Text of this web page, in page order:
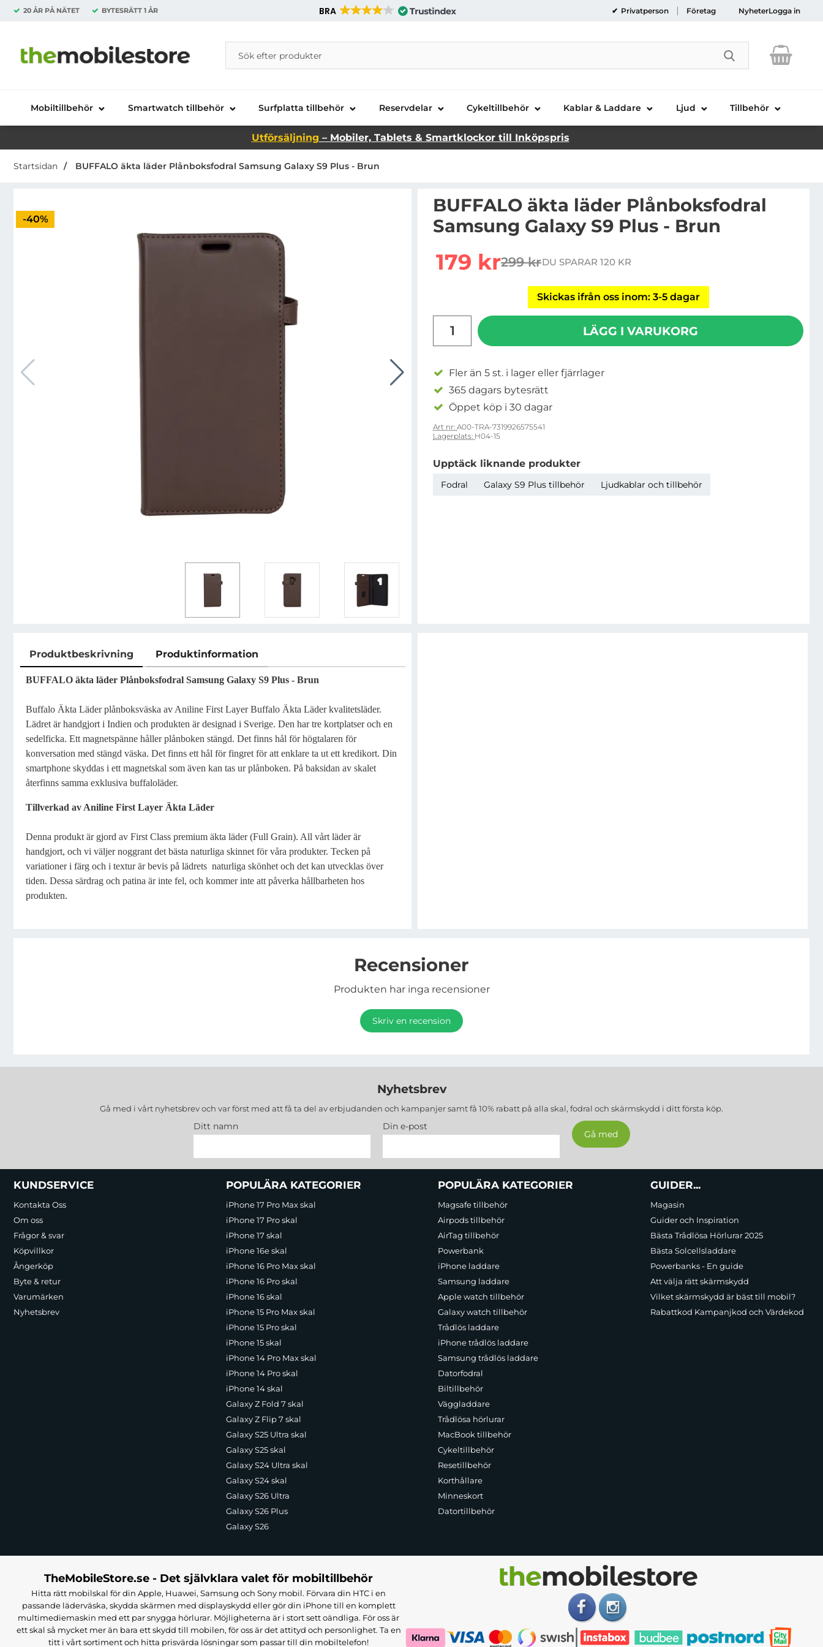
20 ÅR PÅ NÄTET BYTESRÄTT 1 ÅR BRA Privatperson Företag NyheterLogga in
Startsidan för Danira Telecom AB
Sök
Sök på Danira Telecom AB
Genomför
Mobiltillbehör Smartwatch tillbehör Surfplatta tillbehör Reservdelar Cykeltillbehör Kablar & Laddare Ljud Tillbehör
Utförsäljning – Mobiler, Tablets & Smartklockor till Inköpspris
Startsidan BUFFALO äkta läder Plånboksfodral Samsung Galaxy S9 Plus - Brun
Priset är nedsatt med
-40%
BUFFALO äkta läder Plånboksfodral
Samsung Galaxy S9 Plus - Brun
rea pris
179 krtidigare pris
299 krDU SPARAR 120 KR
Skickas ifrån oss inom: 3-5 dagar
LÄGG I VARUKORG
Fler än 5 st. i lager eller fjärrlager
365 dagars bytesrätt
Öppet köp i 30 dagar
Art nr: A00-TRA-7319926575541
Lagerplats: H04-15
Upptäck liknande produkter
Fodral Galaxy S9 Plus tillbehör Ljudkablar och tillbehör
Produktbeskrivning Produktinformation
Produktbeskrivning
BUFFALO äkta läder Plånboksfodral Samsung Galaxy S9 Plus - Brun
Buffalo Äkta Läder plånboksväska av Aniline First Layer Buffalo Äkta Läder kvalitetsläder.
Lädret är handgjort i Indien och produkten är designad i Sverige. Den har tre kortplatser och en
sedelficka. Ett magnetspänne håller plånboken stängd. Det finns hål för högtalaren för
konversation med stängd väska. Det finns ett hål för fingret för att enklare ta ut ett kredikort. Din
smartphone skyddas i ett magnetskal som även kan tas ur plånboken. På baksidan av skalet
återfinns samma exklusiva buffaloläder.
Tillverkad av Aniline First Layer Äkta Läder
Denna produkt är gjord av First Class premium äkta läder (Full Grain). All vårt läder är
handgjort, och vi väljer noggrant det bästa naturliga skinnet för våra produkter. Tecken på
variationer i färg och i textur är bevis på lädrets naturliga skönhet och det kan utvecklas över
tiden. Dessa särdrag och patina är inte fel, och kommer inte att påverka hållbarheten hos
produkten.
Recensioner
Produkten har inga recensioner
Skriv en recension
Nyhetsbrev
Gå med i vårt nyhetsbrev och var först med att få ta del av erbjudanden och kampanjer samt få 10% rabatt på alla skal, fodral och skärmskydd i ditt första köp.
Ditt namn Din e-post
Sidfot Blandad info och länkar
KUNDSERVICE
Kontakta Oss
Om oss
Frågor & svar
Köpvillkor
Ångerköp
Byte & retur
Varumärken
Nyhetsbrev
POPULÄRA KATEGORIER
iPhone 17 Pro Max skal
iPhone 17 Pro skal
iPhone 17 skal
iPhone 16e skal
iPhone 16 Pro Max skal
iPhone 16 Pro skal
iPhone 16 skal
iPhone 15 Pro Max skal
iPhone 15 Pro skal
iPhone 15 skal
iPhone 14 Pro Max skal
iPhone 14 Pro skal
iPhone 14 skal
Galaxy Z Fold 7 skal
Galaxy Z Flip 7 skal
Galaxy S25 Ultra skal
Galaxy S25 skal
Galaxy S24 Ultra skal
Galaxy S24 skal
Galaxy S26 Ultra
Galaxy S26 Plus
Galaxy S26
POPULÄRA KATEGORIER
Magsafe tillbehör
Airpods tillbehör
AirTag tillbehör
Powerbank
iPhone laddare
Samsung laddare
Apple watch tillbehör
Galaxy watch tillbehör
Trådlös laddare
iPhone trådlös laddare
Samsung trådlös laddare
Datorfodral
Biltillbehör
Väggladdare
Trådlösa hörlurar
MacBook tillbehör
Cykeltillbehör
Resetillbehör
Korthållare
Minneskort
Datortillbehör
GUIDER...
Magasin
Guider och Inspiration
Bästa Trådlösa Hörlurar 2025
Bästa Solcellsladdare
Powerbanks - En guide
Att välja rätt skärmskydd
Vilket skärmskydd är bäst till mobil?
Rabattkod Kampanjkod och Värdekod
TheMobileStore.se - Det självklara valet för mobiltillbehör
Hitta rätt mobilskal för din Apple, Huawei, Samsung och Sony mobil. Förvara din HTC i en
passande läderväska, skydda skärmen med displayskydd eller gör din iPhone till en komplett
multimediemaskin med ett par snygga hörlurar. Möjligheterna är i stort sett oändliga. För oss är
ett skal så mycket mer än bara ett skydd till mobilen, för oss är det attityd och personlighet. Ta en
titt i vårt sortiment och hitta prisvärda lösningar som passar till din mobiltelefon!